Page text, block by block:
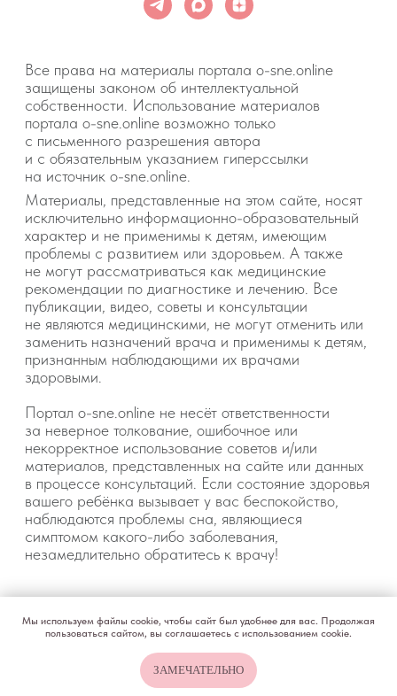
Мы используем файлы cookie, чтобы сайт был удобнее для вас. Продолжая
пользоваться сайтом, вы соглашаетесь с использованием cookie.
ЗАМЕЧАТЕЛЬНО